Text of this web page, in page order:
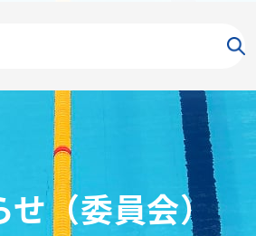
飛込
せ（委員会）